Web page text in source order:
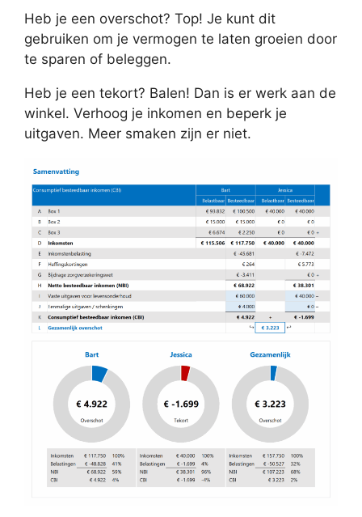
Heb je een overschot? Top! Je kunt dit
gebruiken om je vermogen te laten groeien door
te sparen of beleggen.
Heb je een tekort? Balen! Dan is er werk aan de
winkel. Verhoog je inkomen en beperk je
uitgaven. Meer smaken zijn er niet.